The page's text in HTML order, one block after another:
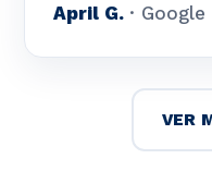
April G. ·
VER